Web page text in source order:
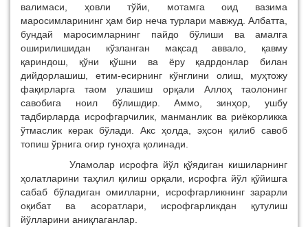
валимаси, ҳовли тўйи, мотамга оид вазима
маросимларининг ҳам бир неча турлари мавжуд. Албатта,
бундай маросимларнинг пайдо бўлиши ва амалга
оширилишидан кўзланган мақсад аввало, қавму
қариндош, қўни қўшни ва ёру қадрдонлар билан
дийдорлашиш, етим-есирнинг кўнглини олиш, муҳтожу
фақирларга таом улашиш орқали Аллоҳ таолонинг
савобига ноил бўлишдир. Аммо, зинҳор, ушбу
тадбирларда исрофгарчилик, манманлик ва риёкорликка
ўтмаслик керак бўлади. Акс ҳолда, эҳсон қилиб савоб
топиш ўрнига оғир гуноҳга қолинади.
Уламолар исрофга йўл қўядиган кишиларнинг
ҳолатларини таҳлил қилиш орқали, исрофга йўл қўйишга
сабаб бўладиган омилларни, исрофгарликнинг зарарли
оқибат ва асоратлари, исрофгарликдан қутулиш
йўлларини аниқлаганлар.